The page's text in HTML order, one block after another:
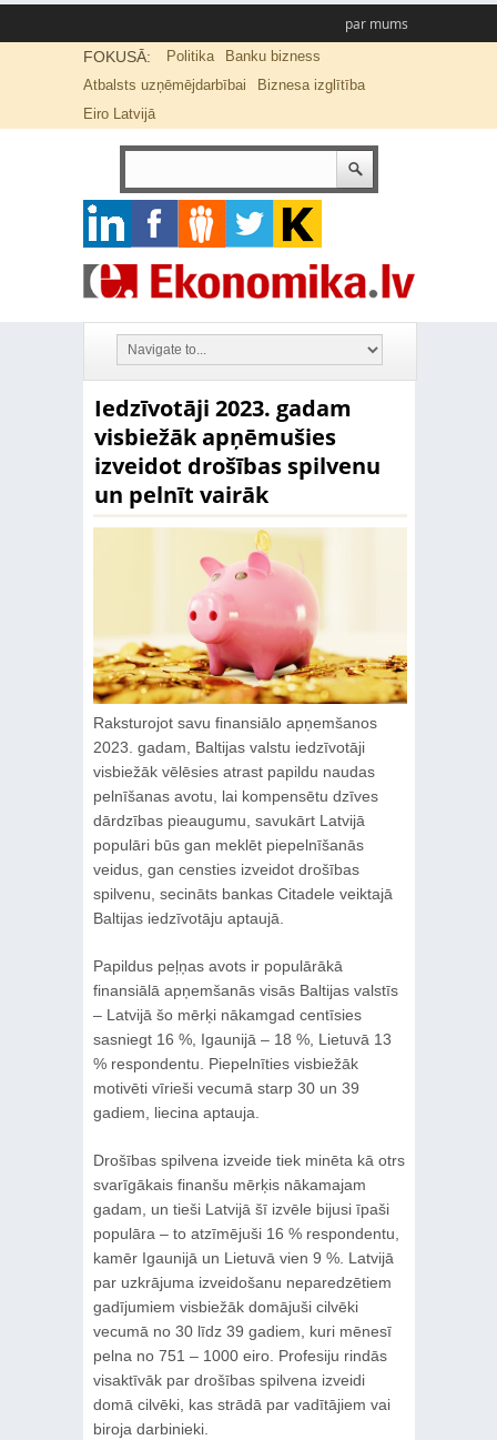
par mums
FOKUSĀ: Politika
Banku bizness
Atbalsts uzņēmējdarbībai
Biznesa izglītība
Eiro Latvijā
Iedzīvotāji 2023. gadam
visbiežāk apņēmušies
izveidot drošības spilvenu
un pelnīt vairāk
Raksturojot savu finansiālo apņemšanos
2023. gadam, Baltijas valstu iedzīvotāji
visbiežāk vēlēsies atrast papildu naudas
pelnīšanas avotu, lai kompensētu dzīves
dārdzības pieaugumu, savukārt Latvijā
populāri būs gan meklēt piepelnīšanās
veidus, gan censties izveidot drošības
spilvenu, secināts bankas Citadele veiktajā
Baltijas iedzīvotāju aptaujā.
Papildus peļņas avots ir populārākā
finansiālā apņemšanās visās Baltijas valstīs
– Latvijā šo mērķi nākamgad centīsies
sasniegt 16 %, Igaunijā – 18 %, Lietuvā 13
% respondentu. Piepelnīties visbiežāk
motivēti vīrieši vecumā starp 30 un 39
gadiem, liecina aptauja.
Drošības spilvena izveide tiek minēta kā otrs
svarīgākais finanšu mērķis nākamajam
gadam, un tieši Latvijā šī izvēle bijusi īpaši
populāra – to atzīmējuši 16 % respondentu,
kamēr Igaunijā un Lietuvā vien 9 %. Latvijā
par uzkrājuma izveidošanu neparedzētiem
gadījumiem visbiežāk domājuši cilvēki
vecumā no 30 līdz 39 gadiem, kuri mēnesī
pelna no 751 – 1000 eiro. Profesiju rindās
visaktīvāk par drošības spilvena izveidi
domā cilvēki, kas strādā par vadītājiem vai
biroja darbinieki.